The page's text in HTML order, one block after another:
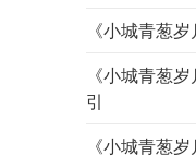
《小城青葱
《小城青葱
引
《小城青葱